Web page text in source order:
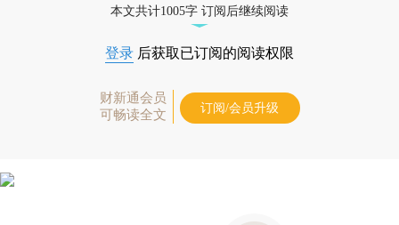
本文共计1005字 订阅后继续阅读
登录 后获取已订阅的阅读权限
财新通会员
可畅读全文
订阅/会员升级